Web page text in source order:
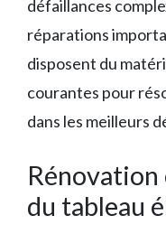
défaillances
réparations
disposent du
courantes pour
dans les meilleurs
du tableau